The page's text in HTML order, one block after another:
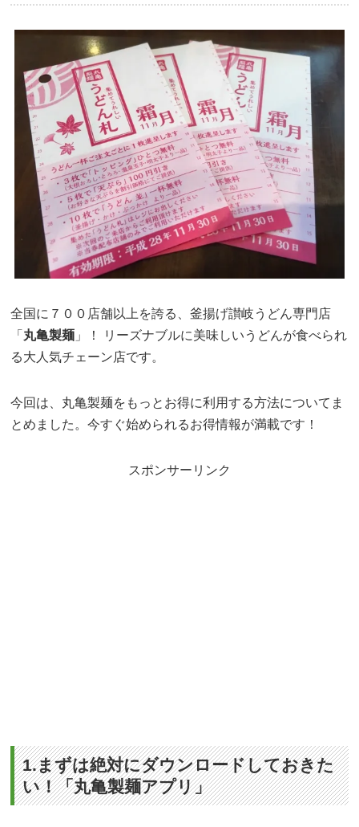
全国に７００店舗以上を誇る、釜揚げ讃岐うどん専門店
「 丸亀製麺 」！ リーズナブルに美味しいうどんが食べられ
る大人気チェーン店です。
今回は、丸亀製麺をもっとお得に利用する方法についてま
とめました。今すぐ始められるお得情報が満載です！
スポンサーリンク
1.まずは絶対にダウンロードしておきた
い！「丸亀製麺アプリ」